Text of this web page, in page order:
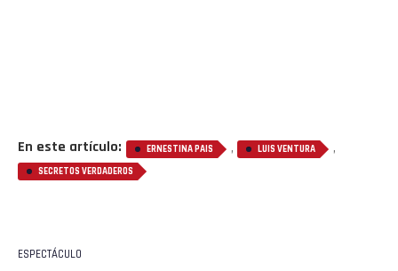
En este artículo: ERNESTINA PAIS , LUIS VENTURA ,
SECRETOS VERDADEROS
ESPECTÁCULO